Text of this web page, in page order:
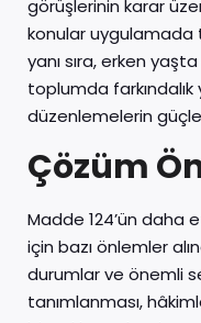
görüşlerinin karar
konular uygulamada
yanı sıra, erken
toplumda farkındalık
düzenlemelerin
Çözüm
Madde 124’ün daha
için bazı önlemler
durumlar ve önemli
tanımlanması,